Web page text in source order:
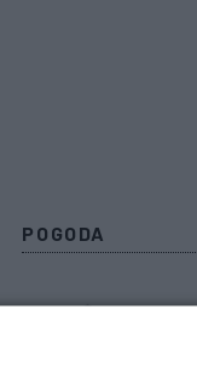
POGODA